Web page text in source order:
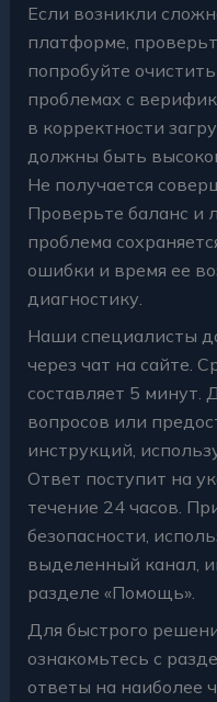
Если возникли
платформе,
попробуйте
проблемах с
в корректности
должны быть
Не получается
Проверьте баланс и
проблема
ошибки и время ее
диагностику.
Наши специалисты
через чат на сайте.
составляет 5
вопросов или
инструкций,
Ответ поступит на
течение 24 часов.
безопасности,
выделенный канал,
разделе «Помощь».
Для быстрого
ознакомьтесь с
ответы на наиболее